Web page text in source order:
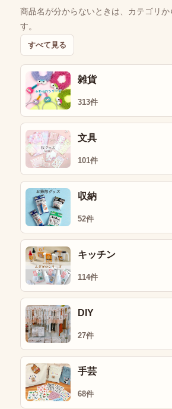
商品名が分からないときは、カテゴリか
す。
すべて見る
雑貨
313件
文具
101件
収納
52件
キッチン
114件
DIY
27件
手芸
68件